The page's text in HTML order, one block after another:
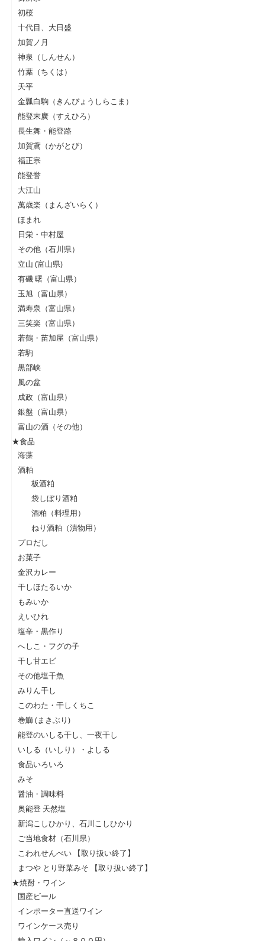
初桜
十代目、大日盛
加賀ノ月
神泉（しんせん）
竹葉（ちくは）
天平
金瓢白駒（きんぴょうしらこま）
能登末廣（すえひろ）
長生舞・能登路
加賀鳶（かがとび）
福正宗
能登誉
大江山
萬歳楽（まんざいらく）
ほまれ
日栄・中村屋
その他（石川県）
立山 (富山県)
有磯 曙（富山県）
玉旭（富山県）
満寿泉（富山県）
三笑楽（富山県）
若鶴・苗加屋（富山県）
若駒
黒部峡
風の盆
成政（富山県）
銀盤（富山県）
富山の酒（その他）
★食品
海藻
酒粕
板酒粕
袋しぼり酒粕
酒粕（料理用）
ねり酒粕（漬物用）
プロだし
お菓子
金沢カレー
干しほたるいか
もみいか
えいひれ
塩辛・黒作り
へしこ・フグの子
干し甘エビ
その他塩干魚
みりん干し
このわた・干しくちこ
巻鰤 (まきぶり)
能登のいしる干し、一夜干し
いしる（いしり）・よしる
食品いろいろ
みそ
醤油・調味料
奥能登 天然塩
新潟こしひかり、石川こしひかり
ご当地食材（石川県）
こわれせんべい 【取り扱い終了】
まつや とり野菜みそ 【取り扱い終了】
★焼酎・ワイン
国産ビール
インポーター直送ワイン
ワインケース売り